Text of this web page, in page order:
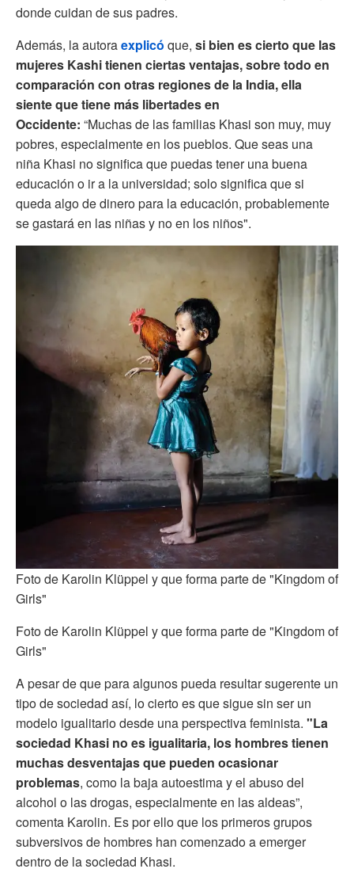
donde cuidan de sus padres.
Además, la autoraexplicó que, si bien es cierto que las
mujeres Kashi tienen ciertas ventajas, sobre todo en
comparación con otras regiones de la India, ella
siente que tiene más libertades en
Occidente: “Muchas de las familias Khasi son muy, muy
pobres, especialmente en los pueblos. Que seas una
niña Khasi no significa que puedas tener una buena
educación o ir a la universidad; solo significa que si
queda algo de dinero para la educación, probablemente
se gastará en las niñas y no en los niños".
Foto de Karolin Klüppel y que forma parte de "Kingdom of
Girls"
Foto de Karolin Klüppel y que forma parte de "Kingdom of
Girls"
A pesar de que para algunos pueda resultar sugerente un
tipo de sociedad así, lo cierto es que sigue sin ser un
modelo igualitario desde una perspectiva feminista. "La
sociedad Khasi no es igualitaria, los hombres tienen
muchas desventajas que pueden ocasionar
problemas, como la baja autoestima y el abuso del
alcohol o las drogas, especialmente en las aldeas”,
comenta Karolin. Es por ello que los primeros grupos
subversivos de hombres han comenzado a emerger
dentro de la sociedad Khasi.